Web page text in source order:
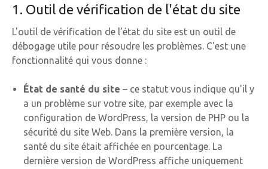
1. Outil de vérification de l'état du site
L'outil de vérification de l'état du site est un outil de
débogage utile pour résoudre les problèmes. C'est une
fonctionnalité qui vous donne :
État de santé du site – ce statut vous indique qu'il y
a un problème sur votre site, par exemple avec la
configuration de WordPress, la version de PHP ou la
sécurité du site Web. Dans la première version, la
santé du site était affichée en pourcentage. La
dernière version de WordPress affiche uniquement